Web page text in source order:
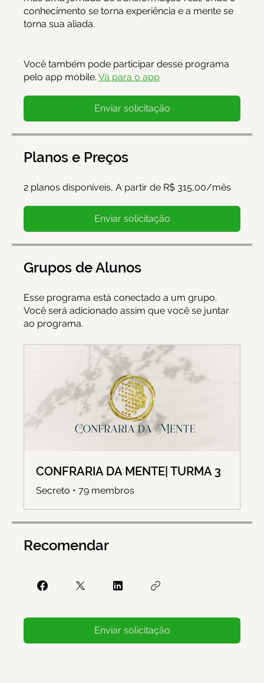
conhecimento se torna experiência e a mente se
torna sua aliada.
Você também pode participar desse programa
pelo app mobile. Vá para o app
Enviar solicitação
Planos e Preços
2 planos disponíveis, A partir de R$ 315,00/mês
Enviar solicitação
Grupos de Alunos
Esse programa está conectado a um grupo.
Você será adicionado assim que você se juntar
ao programa.
CONFRARIA DA MENTE| TURMA 3
Secreto • 79 membros
Recomendar
Enviar solicitação